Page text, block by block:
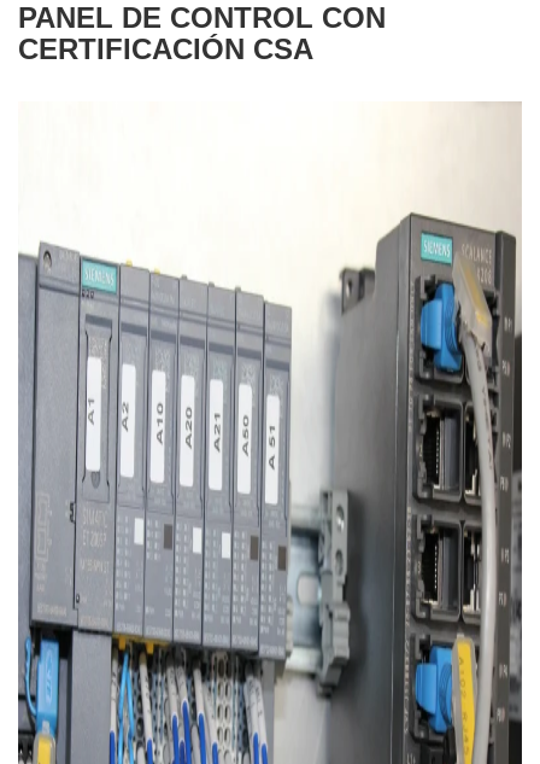
PANEL DE CONTROL CON
CERTIFICACIÓN CSA